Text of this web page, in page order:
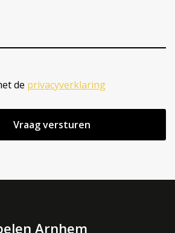
de privacyverklaring
Arnhem